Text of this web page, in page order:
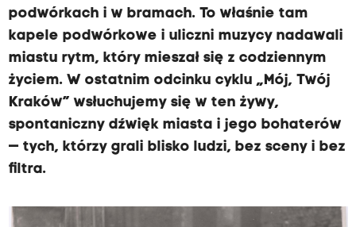
podwórkach i w bramach. To właśnie tam
kapele podwórkowe i uliczni muzycy nadawali
miastu rytm, który mieszał się z codziennym
życiem. W ostatnim odcinku cyklu „Mój, Twój
Kraków” wsłuchujemy się w ten żywy,
spontaniczny dźwięk miasta i jego bohaterów
— tych, którzy grali blisko ludzi, bez sceny i bez
filtra.